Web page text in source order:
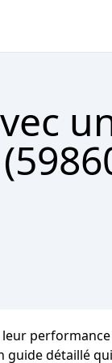
guide détaillé